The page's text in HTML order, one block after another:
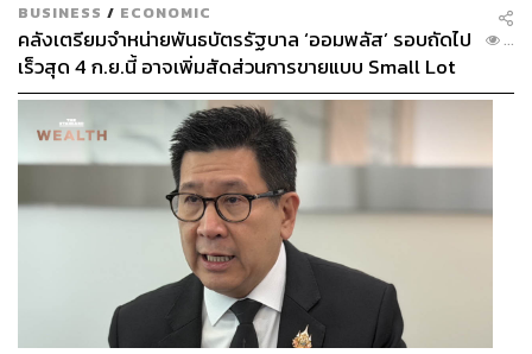
BUSINESS / ECONOMIC
คลังเตรียมจำหน่ายพันธบัตรรัฐบาล ‘ออมพลัส’ รอบถัดไป
เร็วสุด 4 ก.ย.นี้ อาจเพิ่มสัดส่วนการขายแบบ Small Lot
First มากขึ้น
...